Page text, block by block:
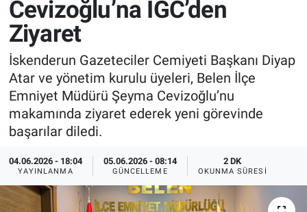
Cevizoğlu’na İGC’den
Ziyaret
İskenderun Gazeteciler Cemiyeti Başkanı Diyap
Atar ve yönetim kurulu üyeleri, Belen İlçe
Emniyet Müdürü Şeyma Cevizoğlu’nu
makamında ziyaret ederek yeni görevinde
başarılar diledi.
04.06.2026 - 18:04
YAYINLANMA
05.06.2026 - 08:14
GÜNCELLEME
2 DK
OKUNMA SÜRESI